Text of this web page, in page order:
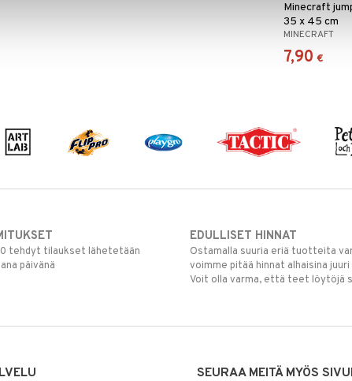
Minecraft
35 x 45 cm
MINECRAFT
7,90 €
tehdyt tilaukset lähetetään
päivänä
EDULLISET HINNAT
Ostamalla suuria eriä tuotteita
voimme pitää hinnat alhaisina
Voit olla varma, että teet löytöjä
SEURAA MEITÄ MYÖS